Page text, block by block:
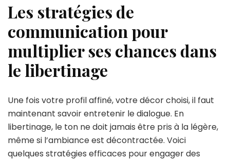
Les stratégies de
communication pour
multiplier ses chances dans
le libertinage
Une fois votre profil affiné, votre décor choisi, il faut
maintenant savoir entretenir le dialogue. En
libertinage, le ton ne doit jamais être pris à la légère,
même si l’ambiance est décontractée. Voici
quelques stratégies efficaces pour engager des